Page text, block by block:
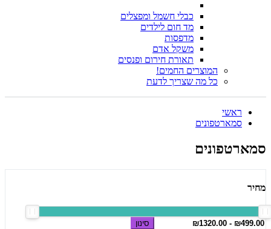
כבלי חשמל ומפצלים
מד חום לילדים
מדפסות
משקל אדם
תאורת חירום ופנסים
המוצרים החמים!
כל מה שצריך לדעת
ראשי
סמארטפונים
סמארטפונים
מחיר
סינון